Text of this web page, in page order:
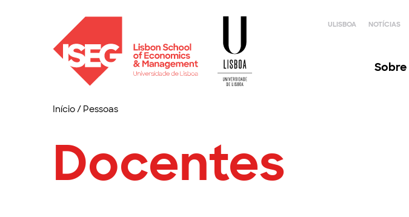
ULISBOA NOTÍCIAS
Sobre
Início/ Pessoas
Docentes